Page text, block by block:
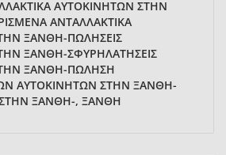
ΑΥΤΟΚΙΝΗΤΩΝ ΣΤΗΝ
ΑΝΤΑΛΛΑΚΤΙΚΑ
ΞΑΝΘΗ-ΠΩΛΗΣΕΙΣ
ΞΑΝΘΗ-ΣΦΥΡΗΛΑΤΗΣΕΙΣ
ΞΑΝΘΗ-ΠΩΛΗΣΗ
ΑΥΤΟΚΙΝΗΤΩΝ ΣΤΗΝ ΞΑΝΘΗ-
ΞΑΝΘΗ-, ΞΑΝΘΗ